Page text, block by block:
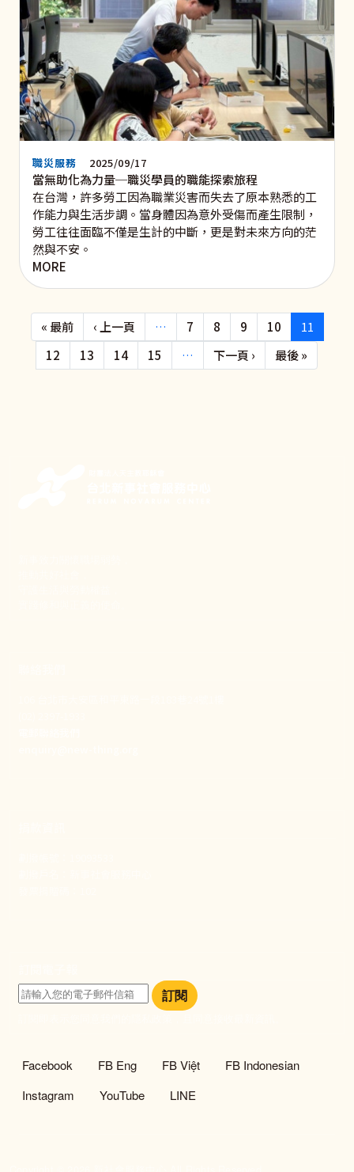
職災服務 2025/09/17
當無助化為力量─職災學員的職能探索旅程
在台灣，許多勞工因為職業災害而失去了原本熟悉的工
作能力與生活步調。當身體因為意外受傷而產生限制，
勞工往往面臨不僅是生計的中斷，更是對未來方向的茫
然與不安。
MORE
Pagination
« 最前First page
‹ 上一頁Previous page
… 7 8 9 10
11
12
13 14 15 … 下一頁 › 下一頁最後 »
訂閱
社群選單
Facebook FB Eng FB Việt
FB Indonesian
Instagram
YouTube LINE